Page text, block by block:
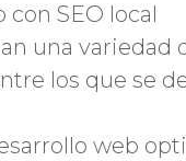
con SEO local
una variedad
los que se
web